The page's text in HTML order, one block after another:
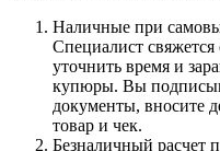
Наличные при
Специалист
уточнить время и
купюры. Вы
документы, вносите
товар и чек.
Безналичный расчет